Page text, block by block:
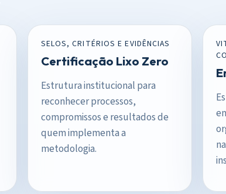
SELOS, CRITÉRIOS E EVIDÊNCIAS
Certificação Lixo Zero
Estrutura institucional para
reconhecer processos,
compromissos e resultados de
quem implementa a
metodologia.